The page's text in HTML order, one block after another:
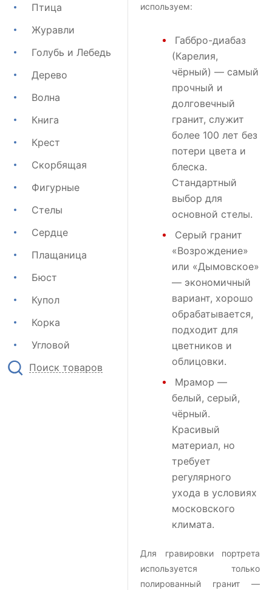
Птица
Журавли
Голубь и Лебедь
Дерево
Волна
Книга
Крест
Скорбящая
Фигурные
Стелы
Сердце
Плащаница
Бюст
Купол
Корка
Угловой
Поиск товаров
используем:
Габбро-диабаз
(Карелия,
чёрный) — самый
прочный и
долговечный
гранит, служит
более 100 лет без
потери цвета и
блеска.
Стандартный
выбор для
основной стелы.
Серый гранит
«Возрождение»
или «Дымовское»
— экономичный
вариант, хорошо
обрабатывается,
подходит для
цветников и
облицовки.
Мрамор —
белый, серый,
чёрный.
Красивый
материал, но
требует
регулярного
ухода в условиях
московского
климата.
Для гравировки портрета
используется только
полированный гранит —